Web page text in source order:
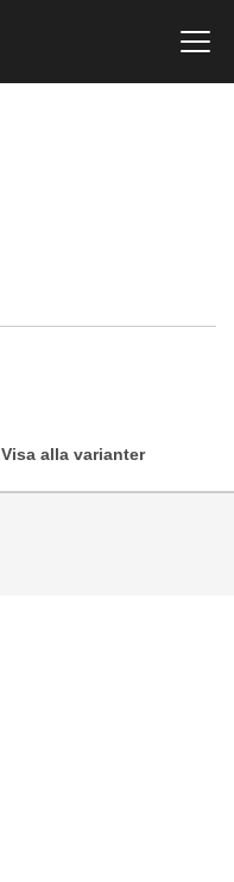
Visa alla varianter